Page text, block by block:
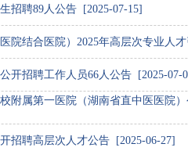
招聘89人公告 [2025-07-15]
院结合医院）2025年高层次专业人
开招聘工作人员66人公告 [2025-07-
附属第一医院（湖南省直中医医院
招聘高层次人才公告 [2025-06-27]